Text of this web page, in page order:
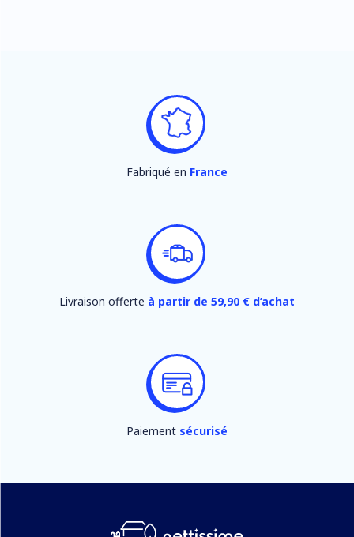
Fabriqué en France
Livraison offerte à partir de 59,90 € d’achat
Paiement sécurisé